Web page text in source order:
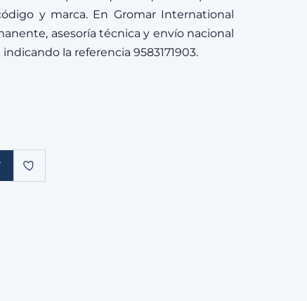
y marca. En Gromar International
asesoría técnica y envío nacional
la referencia 9583171903.